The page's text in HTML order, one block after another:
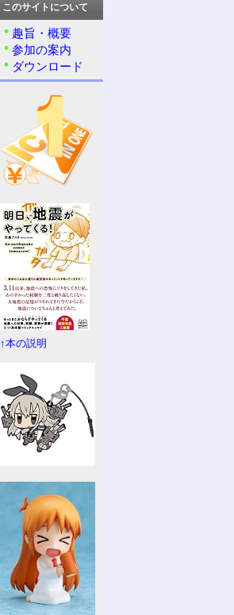
このサイトについて
趣旨・概要
参加の案内
ダウンロード
↑本の説明